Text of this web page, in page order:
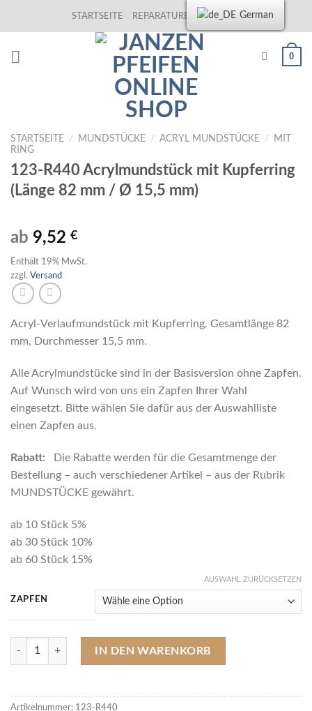
STARTSEITE REPARATUREN KONTAKT
0
STARTSEITE / MUNDSTÜCKE / ACRYL MUNDSTÜCKE /
MIT
RING
123-R440 Acrylmundstück mit Kupferring
(Länge 82 mm / Ø 15,5 mm)
ab 9,52 €
Enthält 19% MwSt.
zzgl. Versand
Acryl-Verlaufmundstück mit Kupferring. Gesamtlänge 82
mm, Durchmesser 15,5 mm.
Alle Acrylmundstücke sind in der Basisversion ohne Zapfen.
Auf Wunsch wird von uns ein Zapfen Ihrer Wahl
eingesetzt. Bitte wählen Sie dafür aus der Auswahlliste
einen Zapfen aus.
Rabatt:
Die Rabatte werden für die Gesamtmenge der
Bestellung – auch verschiedener Artikel – aus der Rubrik
MUNDSTÜCKE gewährt.
ab 10 Stück 5%
ab 30 Stück 10%
ab 60 Stück 15%
ZAPFEN
AUSWAHL ZURÜCKSETZEN
123-R440 Acrylmundstück mit Kupferring (Länge 82 mm / Ø 15,5
IN DEN WARENKORB
Artikelnummer: 123-R440
German